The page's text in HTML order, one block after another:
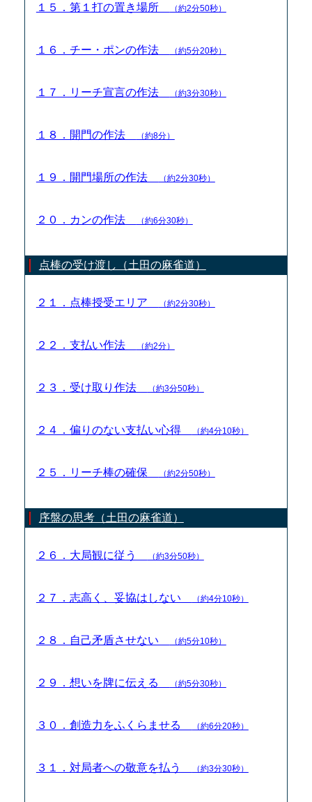
１５．第１打の置き場所 （約2分50秒）
１６．チー・ポンの作法 （約5分20秒）
１７．リーチ宣言の作法 （約3分30秒）
１８．開門の作法 （約8分）
１９．開門場所の作法 （約2分30秒）
２０．カンの作法 （約6分30秒）
点棒の受け渡し（土田の麻雀道）
２１．点棒授受エリア （約2分30秒）
２２．支払い作法 （約2分）
２３．受け取り作法 （約3分50秒）
２４．偏りのない支払い心得 （約4分10秒）
２５．リーチ棒の確保 （約2分50秒）
序盤の思考（土田の麻雀道）
２６．大局観に従う （約3分50秒）
２７．志高く、妥協はしない （約4分10秒）
２８．自己矛盾させない （約5分10秒）
２９．想いを牌に伝える （約5分30秒）
３０．創造力をふくらませる （約6分20秒）
３１．対局者への敬意を払う （約3分30秒）